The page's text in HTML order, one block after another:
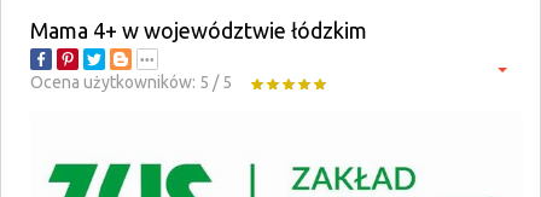
Mama 4+ w województwie łódzkim
Ocena użytkowników: 5 /5